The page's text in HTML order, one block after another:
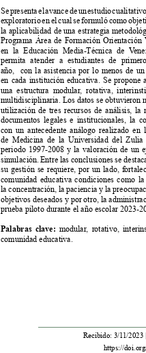
Se presenta el avance de un estudio
exploratorio en el cual se formuló como
la aplicabilidad de una estrategia
Programa Área de Formación Orientación
en la Educación Media-Técnica de V
permita atender a estudiantes de
año,  con la asistencia por lo menos de
en cada institución educativa. Se propone
una estructura modular, rotativa,
multidisciplinaria. Los datos se obtuvieron
utilización de tres recursos de análisis, la
documentos legales e institucionales, la
con un antecedente análogo realizado
de Medicina de la Universidad del
periodo 1997-2008 y la valoración de un
simulación. Entre las conclusiones se
su gestión se requiere, por un lado,
comunidad educativa condiciones como
la concentración, la paciencia y la
objetivos deseados y por otro, la
prueba piloto durante el año escolar 2023-
Palabras clave: modular, rotativo,
comunidad educativa.
Recibido: 3/11/2023
https://